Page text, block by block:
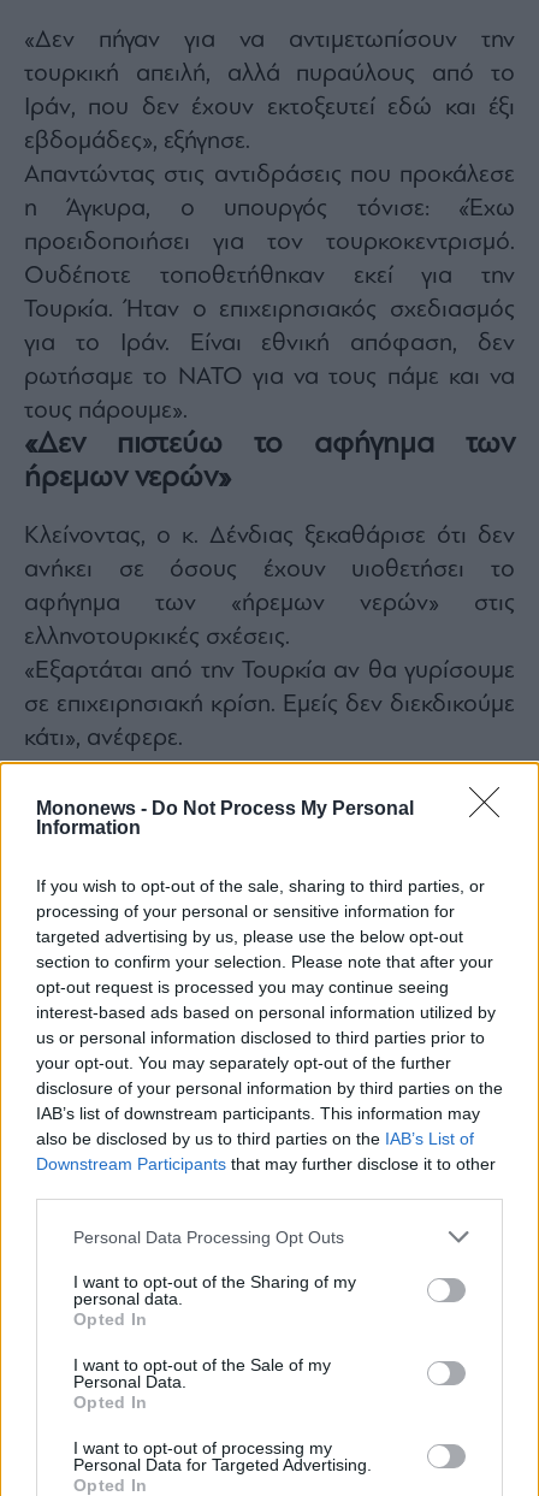
Mononews - Do Not Process My Personal
Information
If you wish to opt-out of the sale, sharing to third parties, or
processing of your personal or sensitive information for
targeted advertising by us, please use the below opt-out
section to confirm your selection. Please note that after your
opt-out request is processed you may continue seeing
interest-based ads based on personal information utilized by
us or personal information disclosed to third parties prior to
your opt-out. You may separately opt-out of the further
disclosure of your personal information by third parties on the
IAB’s list of downstream participants. This information may
also be disclosed by us to third parties on the IAB’s List of
Downstream Participants that may further disclose it to other
Personal Data Processing Opt Outs
I want to opt-out of the Sharing of my
personal data.
Opted In
I want to opt-out of the Sale of my
Personal Data.
Opted In
I want to opt-out of processing my
Personal Data for Targeted Advertising.
Opted In
«Δεν πήγαν για να αντιμετωπίσουν την
τουρκική απειλή, αλλά πυραύλους από το
Ιράν, που δεν έχουν εκτοξευτεί εδώ και έξι
εβδομάδες», εξήγησε.
Απαντώντας στις αντιδράσεις που προκάλεσε
η Άγκυρα, ο υπουργός τόνισε: «Έχω
προειδοποιήσει για τον τουρκοκεντρισμό.
Ουδέποτε τοποθετήθηκαν εκεί για την
Τουρκία. Ήταν ο επιχειρησιακός σχεδιασμός
για το Ιράν. Είναι εθνική απόφαση, δεν
ρωτήσαμε το ΝΑΤΟ για να τους πάμε και να
τους πάρουμε».
«Δεν πιστεύω το αφήγημα των
ήρεμων νερών»
Κλείνοντας, ο κ. Δένδιας ξεκαθάρισε ότι δεν
ανήκει σε όσους έχουν υιοθετήσει το
αφήγημα των «ήρεμων νερών» στις
ελληνοτουρκικές σχέσεις.
«Εξαρτάται από την Τουρκία αν θα γυρίσουμε
σε επιχειρησιακή κρίση. Εμείς δεν διεκδικούμε
κάτι», ανέφερε.